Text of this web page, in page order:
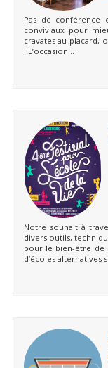
Pas de conférence
conviviaux pour
cravates au placard,
! L’occasion...
Notre souhait à
divers outils,
pour le bien-être de
d’écoles alternatives